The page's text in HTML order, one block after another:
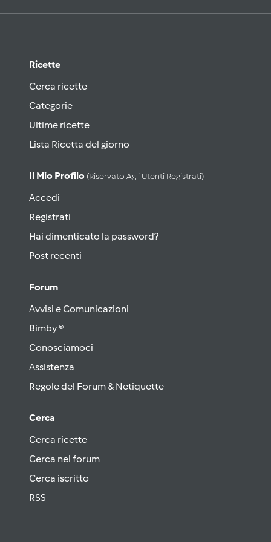
Ricette
Cerca ricette
Categorie
Ultime ricette
Lista Ricetta del giorno
Il Mio Profilo (riservato Agli Utenti Registrati)
Accedi
Registrati
Hai dimenticato la password?
Post recenti
Forum
Avvisi e Comunicazioni
Bimby ®
Conosciamoci
Assistenza
Regole del Forum & Netiquette
Cerca
Cerca ricette
Cerca nel forum
Cerca iscritto
RSS